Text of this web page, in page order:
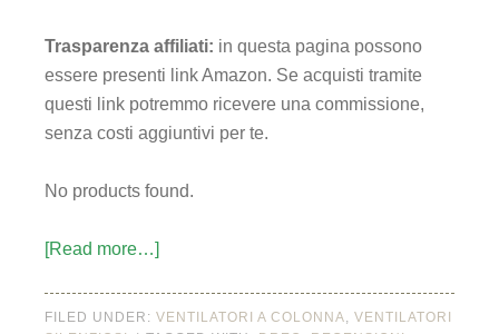
Trasparenza affiliati: in questa pagina possono
essere presenti link Amazon. Se acquisti tramite
questi link potremmo ricevere una commissione,
senza costi aggiuntivi per te.
No products found.
[Read more…]
FILED UNDER: VENTILATORI A COLONNA, VENTILATORI